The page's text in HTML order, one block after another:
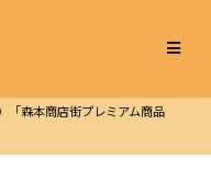
「森本商店街プレミアム商品